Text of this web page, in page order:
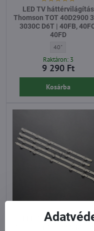
LED TV háttérvilágítás
Thomson TOT 40D2900
3030C D6T | 40FB,
40FD
LED TV
40"
Raktáron: 3
9 290 Ft
Kosárba
LED TV háttérvilágítás